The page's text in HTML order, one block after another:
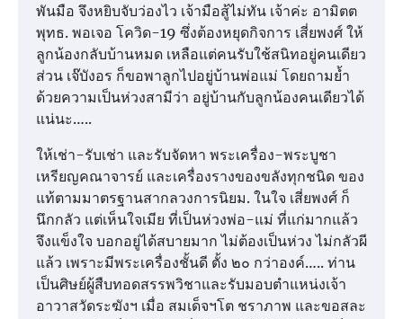
พันมือ จึงหยิบจับว่องไว เจ้ามือสู้ไม่ทัน เจ้าค่ะ อามิตต
พุทธ. พอเจอ โควิด-19 ซึ่งต้องหยุดกิจการ เสี่ยพงศ์ ให้
ลูกน้องกลับบ้านหมด เหลือแต่คนรับใช้สนิทอยู่คนเดียว
ส่วน เจ๊บังอร ก็ขอพาลูกไปอยู่บ้านพ่อแม่ โดยถามย้ำ
ด้วยความเป็นห่วงสามีว่า อยู่บ้านกับลูกน้องคนเดียวได้
แน่นะ…..
ให้เช่า-รับเช่า และรับจัดหา พระเครื่อง-พระบูชา
เหรียญคณาจารย์ และเครื่องรางของขลังทุกชนิด ของ
แท้ตามมาตรฐานสากลวงการนิยม. ในใจ เสี่ยพงศ์ ก็
นึกกลัว แต่เห็นใจเมีย ที่เป็นห่วงพ่อ-แม่ ที่แก่มากแล้ว
จึงแข็งใจ บอกอยู่ได้สบายมาก ไม่ต้องเป็นห่วง ไม่กลัวผี
แล้ว เพราะมีพระเครื่องชั้นดี ตั้ง ๒๐ กว่าองค์….. ท่าน
เป็นศิษย์ผู้สืบทอดสรรพวิชาและรับมอบตำแหน่งเจ้า
อาวาสวัดระฆังฯ เมื่อ สมเด็จฯโต ชราภาพ และขอสละ